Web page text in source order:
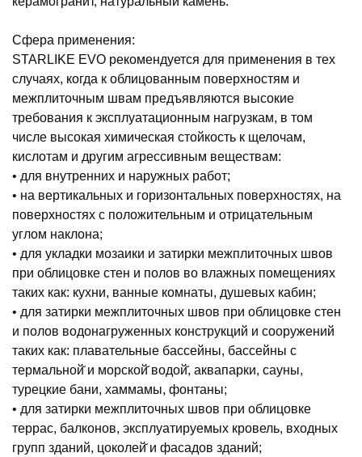
Сфера применения:
STARLIKE EVO рекомендуется для применения в тех
случаях, когда к облицованным поверхностям и
межплиточным швам предъявляются высокие
требования к эксплуатационным нагрузкам, в том
числе высокая химическая стойкость к щелочам,
кислотам и другим агрессивным веществам:
• для внутренних и наружных работ;
• на вертикальных и горизонтальных поверхностях, на
поверхностях с положительным и отрицательным
углом наклона;
• для укладки мозаики и затирки межплиточных швов
при облицовке стен и полов во влажных помещениях
таких как: кухни, ванные комнаты, душевых кабин;
• для затирки межплиточных швов при облицовке стен
и полов водонагруженных конструкций и сооружений
таких как: плавательные бассейны, бассейны с
термальной̆ и морской̆ водой̆, аквапарки, сауны,
турецкие бани, хаммамы, фонтаны;
• для затирки межплиточных швов при облицовке
террас, балконов, эксплуатируемых кровель, входных
групп зданий, цоколей̆ и фасадов зданий;